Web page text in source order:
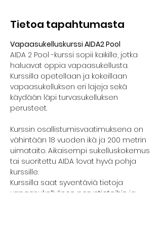
Tietoa tapahtumasta
Vapaasukelluskurssi AIDA2 Pool
AIDA 2 Pool -kurssi sopii kaikille, jotka
haluavat oppia vapaasukellusta.
Kurssilla opetellaan ja kokeillaan
vapaasukelluksen eri lajeja sekä
käydään läpi turvasukelluksen
perusteet.
Kurssin osallistumisvaatimuksena on
vähintään 18 vuoden ikä ja 200 metrin
uimataito. Aikaisempi sukelluskokemus
tai suoritettu AIDA 1ovat hyvä pohja
kurssille.
Kurssilla saat syventäviä tietoja
vapaasukelluksen perustietoihin ja -